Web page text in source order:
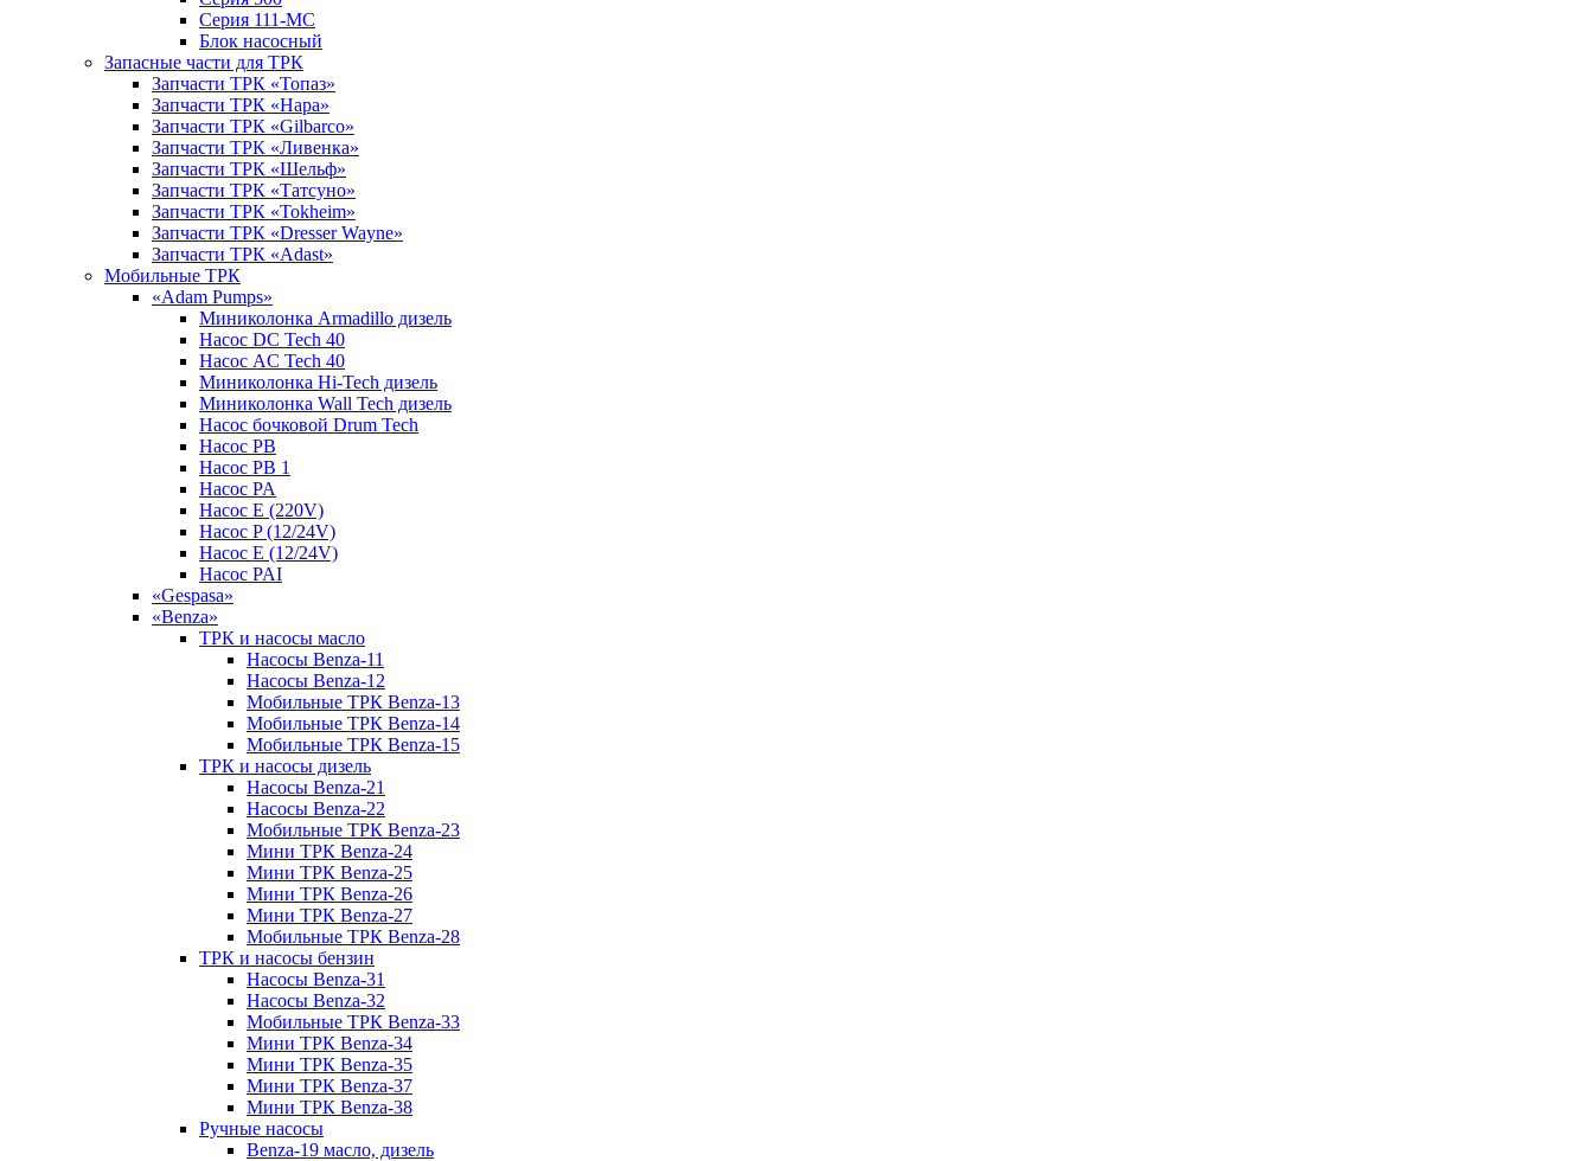
Серия 111-МС
Блок насосный
Запасные части для ТРК
Запчасти ТРК «Топаз»
Запчасти ТРК «Нара»
Запчасти ТРК «Gilbarco»
Запчасти ТРК «Ливенка»
Запчасти ТРК «Шельф»
Запчасти ТРК «Татсуно»
Запчасти ТРК «Tokheim»
Запчасти ТРК «Dresser Wayne»
Запчасти ТРК «Adast»
Мобильные ТРК
«Adam Pumps»
Миниколонка Armadillo дизель
Насос DC Tech 40
Насос AC Tech 40
Миниколонка Hi-Tech дизель
Миниколонка Wall Tech дизель
Насос бочковой Drum Tech
Насос PB
Насос PB 1
Насос PA
Насос E (220V)
Насос P (12/24V)
Насос E (12/24V)
Насос PAI
«Gespasa»
«Benza»
ТРК и насосы масло
Насосы Benza-11
Насосы Benza-12
Мобильные ТРК Benza-13
Мобильные ТРК Benza-14
Мобильные ТРК Benza-15
ТРК и насосы дизель
Насосы Benza-21
Насосы Benza-22
Мобильные ТРК Benza-23
Мини ТРК Benza-24
Мини ТРК Benza-25
Мини ТРК Benza-26
Мини ТРК Benza-27
Мобильные ТРК Benza-28
ТРК и насосы бензин
Насосы Benza-31
Насосы Benza-32
Мобильные ТРК Benza-33
Мини ТРК Benza-34
Мини ТРК Benza-35
Мини ТРК Benza-37
Мини ТРК Benza-38
Ручные насосы
Benza-19 масло, дизель